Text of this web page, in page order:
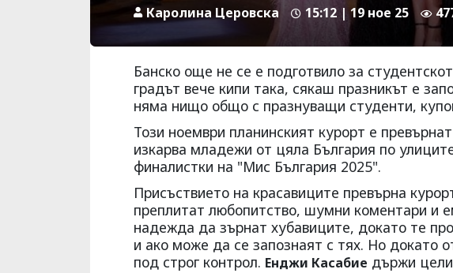
Каролина Церовска 15:12 | 19 ное 25
Банско още не се е подготвило за
градът вече кипи така, сякаш празникът е
няма нищо общо с празнуващи студенти,
Този ноември планинският курорт е
изкарва младежи от цяла България по
финалистки на "Мис България 2025".
Присъствието на красавиците превърна
преплитат любопитство, шумни коментари и
надежда да зърнат хубавиците, докато те
и ако може да се запознаят с тях. Но докато
под строг контрол. Енджи Касабие държи